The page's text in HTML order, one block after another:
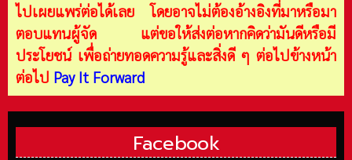
ไปเผยแพร่ต่อได้เลย โดยอาจไม่ต้องอ้างอิงที่มาหรือมา
ตอบแทนผู้จัด แต่ขอให้ส่งต่อหากคิดว่ามันดีหรือมี
ประโยชน์ เพื่อถ่ายทอดความรู้และสิ่งดี ๆ ต่อไปข้างหน้า
ต่อไป Pay It Forward
Facebook